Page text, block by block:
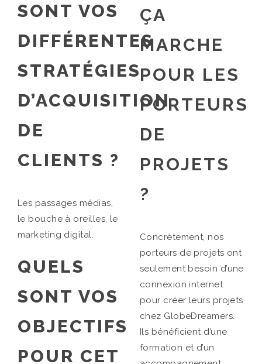
SONT VOS
DIFFÉRENTES
STRATÉGIES
D’ACQUISITION
DE
CLIENTS ?
Les passages médias,
le bouche à oreilles, le
marketing digital.
QUELS
SONT VOS
OBJECTIFS
POUR CET
ÇA
MARCHE
POUR LES
PORTEURS
DE
PROJETS
?
Concrètement, nos
porteurs de projets ont
seulement besoin d’une
connexion internet
pour créer leurs projets
chez GlobeDreamers.
Ils bénéficient d’une
formation et d’un